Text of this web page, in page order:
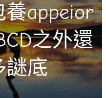
養appeior
之外還
謎底